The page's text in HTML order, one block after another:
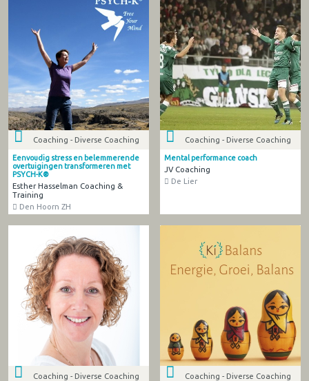
Coaching - Diverse Coaching
Eenvoudig stress en belemmerende
overtuigingen transformeren met
PSYCH-K®
Esther Hasselman Coaching &
Training
Den Hoorn ZH
Coaching - Diverse Coaching
Mental performance coach
JV Coaching
De Lier
Coaching - Diverse Coaching Coaching - Diverse Coaching